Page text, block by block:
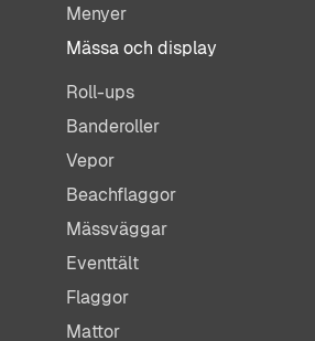
Menyer
Mässa och display
Roll-ups
Banderoller
Vepor
Beachflaggor
Mässväggar
Eventtält
Flaggor
Mattor